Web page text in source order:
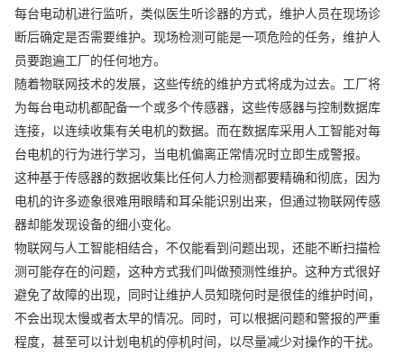
每台电动机进行监听，类似医生听诊器的方式，维护人员在现场诊
断后确定是否需要维护。现场检测可能是一项危险的任务，维护人
员要跑遍工厂的任何地方。
随着物联网技术的发展，这些传统的维护方式将成为过去。工厂将
为每台电动机都配备一个或多个传感器，这些传感器与控制数据库
连接，以连续收集有关电机的数据。而在数据库采用人工智能对每
台电机的行为进行学习，当电机偏离正常情况时立即生成警报。
这种基于传感器的数据收集比任何人力检测都要精确和彻底，因为
电机的许多迹象很难用眼睛和耳朵能识别出来，但通过物联网传感
器却能发现设备的细小变化。
物联网与人工智能相结合，不仅能看到问题出现，还能不断扫描检
测可能存在的问题，这种方式我们叫做预测性维护。这种方式很好
避免了故障的出现，同时让维护人员知晓何时是很佳的维护时间，
不会出现太慢或者太早的情况。同时，可以根据问题和警报的严重
程度，甚至可以计划电机的停机时间，以尽量减少对操作的干扰。